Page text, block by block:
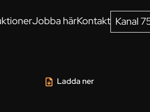
Jobba härKontakt Kanal
Ladda ner